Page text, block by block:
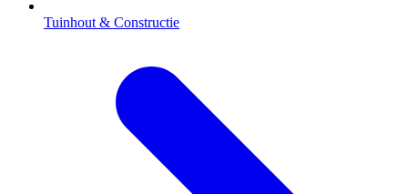
Tuinhout & Constructie